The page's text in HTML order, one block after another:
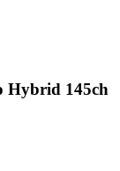
Hybrid 145ch